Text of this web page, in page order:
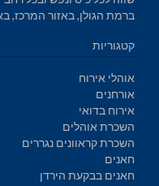
ברמת הגולן, באזור המרכז,
קטגוריות
אוהלי אירוח
אורחנים
אירוח בדואי
השכרת אוהלים
השכרת קראוונים נגררים
חאנים
חאנים בבקעת הירדן